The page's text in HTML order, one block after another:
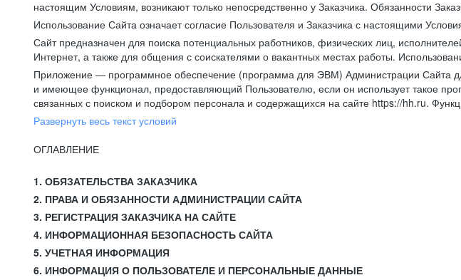
настоящим Условиям, возникают только непосредственно у Заказчика. Обязанности
Использование Сайта означает согласие Пользователя и Заказчика с настоящими
Сайт предназначен для поиска потенциальных работников, физических лиц,
Интернет, а также для общения с соискателями о вакантных местах работы.
Приложение — программное обеспечение (программа для ЭВМ) Администрации Сайта
и имеющее функционал, предоставляющий Пользователю, если он использует такое
связанных с поиском и подбором персонала и содержащихся на сайте https://hh.ru.
Развернуть весь текст условий
ОГЛАВЛЕНИЕ
1. ОБЯЗАТЕЛЬСТВА ЗАКАЗЧИКА
2. ПРАВА И ОБЯЗАННОСТИ АДМИНИСТРАЦИИ САЙТА
3. РЕГИСТРАЦИЯ ЗАКАЗЧИКА НА САЙТЕ
4. ИНФОРМАЦИОННАЯ БЕЗОПАСНОСТЬ САЙТА
5. УЧЕТНАЯ ИНФОРМАЦИЯ
6. ИНФОРМАЦИЯ О ПОЛЬЗОВАТЕЛЕ И ПЕРСОНАЛЬНЫЕ ДАННЫЕ